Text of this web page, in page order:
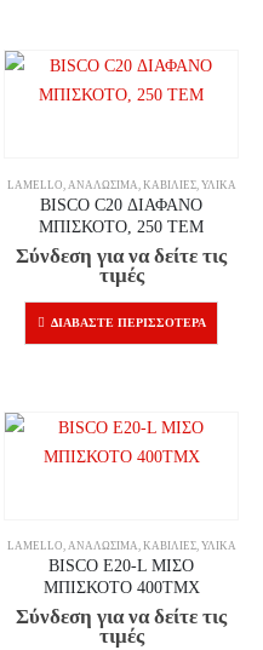
LAMELLO ΑΝΑΛΏΣΙΜΑ ΚΑΒΊΛΙΕΣ, ΥΛΙΚΆ
BISCO C20 ΔΙΑΦΑΝΟ
ΜΠΙΣΚΟΤΟ, 250 ΤΕΜ
Σύνδεση για να δείτε τις
τιμές
ΔΙΑΒΆΣΤΕ ΠΕΡΙΣΣΌΤΕΡΑ
LAMELLO, ΑΝΑΛΏΣΙΜΑ, ΚΑΒΊΛΙΕΣ, ΥΛΙΚΆ
BISCO E20-L ΜΙΣΟ
ΜΠΙΣΚΟΤΟ 400ΤΜΧ
Σύνδεση για να δείτε τις
τιμές